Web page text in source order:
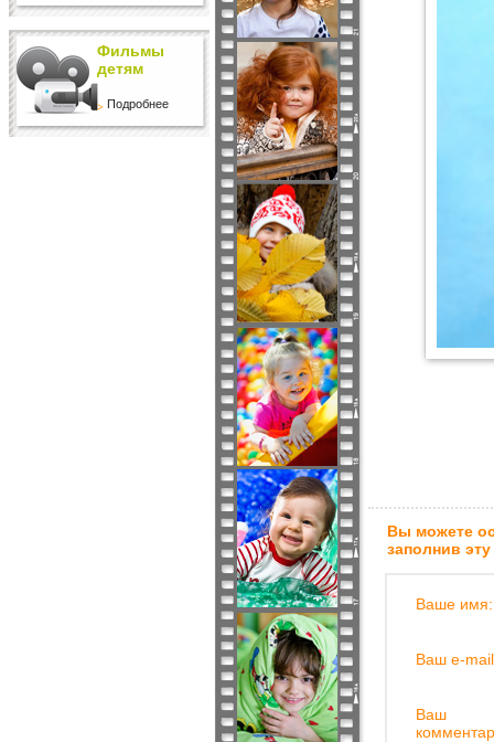
Фильмы
детям
Подробнее
Вы можете
заполнив
Ваше имя:
Ваш e-
Ваш